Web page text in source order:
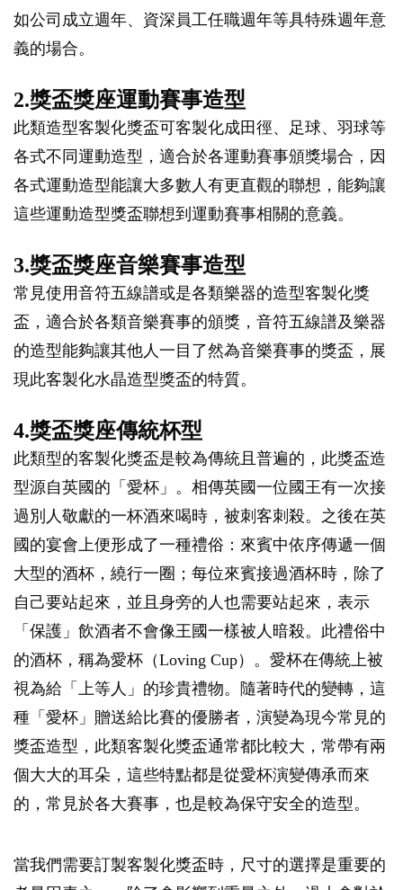
如公司成立週年、資深員工任職週年等具特殊週年意
義的場合。
2.獎盃獎座運動賽事造型
此類造型客製化獎盃可客製化成田徑、足球、羽球等
各式不同運動造型，適合於各運動賽事頒獎場合，因
各式運動造型能讓大多數人有更直觀的聯想，能夠讓
這些運動造型獎盃聯想到運動賽事相關的意義。
3.獎盃獎座音樂賽事造型
常見使用音符五線譜或是各類樂器的造型客製化獎
盃，適合於各類音樂賽事的頒獎，音符五線譜及樂器
的造型能夠讓其他人一目了然為音樂賽事的獎盃，展
現此客製化水晶造型獎盃的特質。
4.獎盃獎座傳統杯型
此類型的客製化獎盃是較為傳統且普遍的，此獎盃造
型源自英國的「愛杯」。相傳英國一位國王有一次接
過別人敬獻的一杯酒來喝時，被刺客刺殺。之後在英
國的宴會上便形成了一種禮俗：來賓中依序傳遞一個
大型的酒杯，繞行一圈；每位來賓接過酒杯時，除了
自己要站起來，並且身旁的人也需要站起來，表示
「保護」飲酒者不會像王國一樣被人暗殺。此禮俗中
的酒杯，稱為愛杯（Loving Cup）。愛杯在傳統上被
視為給「上等人」的珍貴禮物。隨著時代的變轉，這
種「愛杯」贈送給比賽的優勝者，演變為現今常見的
獎盃造型，此類客製化獎盃通常都比較大，常帶有兩
個大大的耳朵，這些特點都是從愛杯演變傳承而來
的，常見於各大賽事，也是較為保守安全的造型。
當我們需要訂製客製化獎盃時，尺寸的選擇是重要的